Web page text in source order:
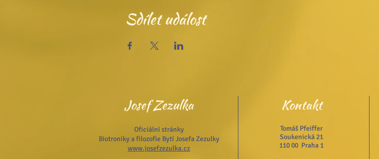
Sdílet událost
Josef Zezulka
Oficiální stránky
Biotroniky a filozofie Bytí Josefa Zezulky
www.josefzezulka.cz
Kontakt
Tomáš Pfeiffer
Soukenická 21
110 00 Praha 1